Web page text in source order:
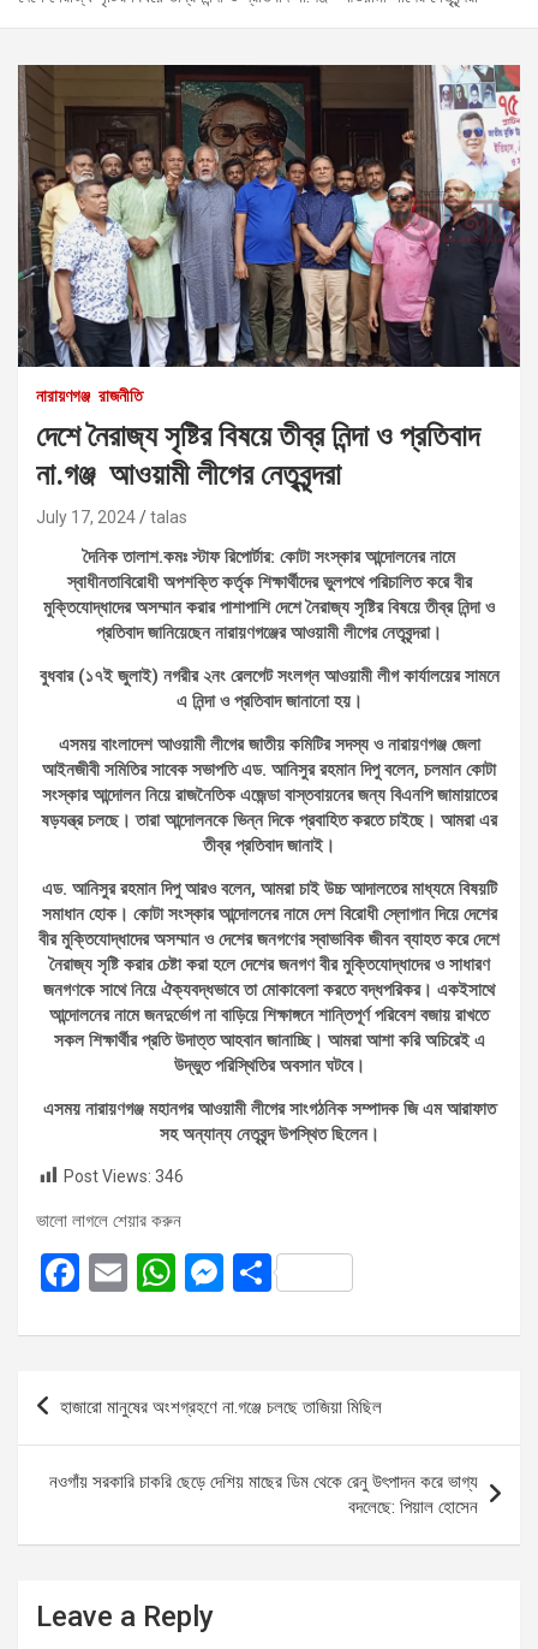
নারায়ণগঞ্জ রাজনীতি
দেশে নৈরাজ্য সৃষ্টির বিষয়ে তীব্র নিন্দা ও প্রতিবাদ
না.গঞ্জ আওয়ামী লীগের নেতৃবৃন্দরা
July 17, 2024 talas
দৈনিক তালাশ.কমঃ স্টাফ রিপোর্টার: কোটা সংস্কার আন্দোলনের নামে
স্বাধীনতাবিরোধী অপশক্তি কর্তৃক শিক্ষার্থীদের ভুলপথে পরিচালিত করে বীর
মুক্তিযোদ্ধাদের অসম্মান করার পাশাপাশি দেশে নৈরাজ্য সৃষ্টির বিষয়ে তীব্র নিন্দা ও
প্রতিবাদ জানিয়েছেন নারায়ণগঞ্জের আওয়ামী লীগের নেতৃবৃন্দরা।
বুধবার (১৭ই জুলাই) নগরীর ২নং রেলগেট সংলগ্ন আওয়ামী লীগ কার্যালয়ের সামনে
এ নিন্দা ও প্রতিবাদ জানানো হয়।
এসময় বাংলাদেশ আওয়ামী লীগের জাতীয় কমিটির সদস্য ও নারায়ণগঞ্জ জেলা
আইনজীবী সমিতির সাবেক সভাপতি এড. আনিসুর রহমান দিপু বলেন, চলমান কোটা
সংস্কার আন্দোলন নিয়ে রাজনৈতিক এজেন্ডা বাস্তবায়নের জন্য বিএনপি জামায়াতের
ষড়যন্ত্র চলছে। তারা আন্দোলনকে ভিন্ন দিকে প্রবাহিত করতে চাইছে। আমরা এর
তীব্র প্রতিবাদ জানাই।
এড. আনিসুর রহমান দিপু আরও বলেন, আমরা চাই উচ্চ আদালতের মাধ্যমে বিষয়টি
সমাধান হোক। কোটা সংস্কার আন্দোলনের নামে দেশ বিরোধী স্লোগান দিয়ে দেশের
বীর মুক্তিযোদ্ধাদের অসম্মান ও দেশের জনগণের স্বাভাবিক জীবন ব্যাহত করে দেশে
নৈরাজ্য সৃষ্টি করার চেষ্টা করা হলে দেশের জনগণ বীর মুক্তিযোদ্ধাদের ও সাধারণ
জনগণকে সাথে নিয়ে ঐক্যবদ্ধভাবে তা মোকাবেলা করতে বদ্ধপরিকর। একইসাথে
আন্দোলনের নামে জনদুর্ভোগ না বাড়িয়ে শিক্ষাঙ্গনে শান্তিপূর্ণ পরিবেশ বজায় রাখতে
সকল শিক্ষার্থীর প্রতি উদাত্ত আহবান জানাচ্ছি। আমরা আশা করি অচিরেই এ
উদ্ভুত পরিস্থিতির অবসান ঘটবে।
এসময় নারায়ণগঞ্জ মহানগর আওয়ামী লীগের সাংগঠনিক সম্পাদক জি এম আরাফাত
সহ অন্যান্য নেতৃবৃন্দ উপস্থিত ছিলেন।
Post Views: 346
ভালো লাগলে শেয়ার করুন
F
ce
o
o
k
E
ail
W
at
A
p
p
M
se
g
er
S
ar
Post
navigation
হাজারো মানুষের অংশগ্রহণে না.গঞ্জে চলছে তাজিয়া মিছিল
নওগাঁয় সরকারি চাকরি ছেড়ে দেশিয় মাছের ডিম থেকে রেনু উৎপাদন করে ভাগ্য
বদলেছে: পিয়াল হোসেন
Leave a Reply